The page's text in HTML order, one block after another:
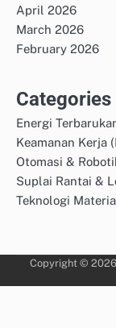
April 2026
March 2026
February 2026
Categories
Energi
Keamanan Kerja
Otomasi &
Suplai Rantai &
Teknologi
Copyright © 2026